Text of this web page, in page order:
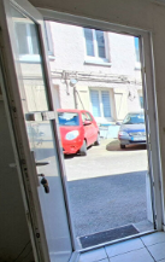
NORMANDIE
SEINE-
MARITIME
(76)
SOTTEVILLE
LES ROUEN
(76300)